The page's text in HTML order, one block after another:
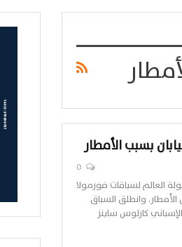
العالم لسباقات فورمولا
الأمطار. وانطلق السباق
كارلوس ساينز